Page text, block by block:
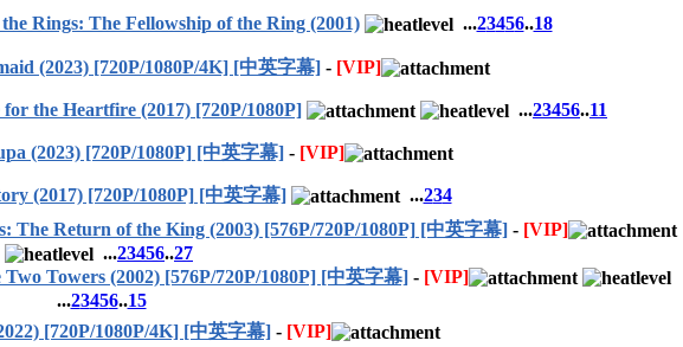
Rings: The Fellowship of the Ring (2001) ...23456..18
(2023) [720P/1080P/4K] [中英字幕] - [VIP]
the Heartfire (2017) [720P/1080P] ...23456..11
(2023) [720P/1080P] [中英字幕]- [VIP]
(2017) [720P/1080P] [中英字幕] ...234
The Return of the King (2003) [576P/720P/1080P] [中英字幕]- [VIP]
...23456..27
Towers (2002) [576P/720P/1080P] [中英字幕] - [VIP]
...23456..15
[720P/1080P/4K] [中英字幕] - [VIP]